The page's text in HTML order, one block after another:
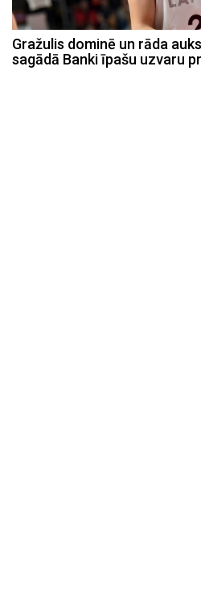
Gražulis dominē un rāda
sagādā Banki īpašu uzvaru